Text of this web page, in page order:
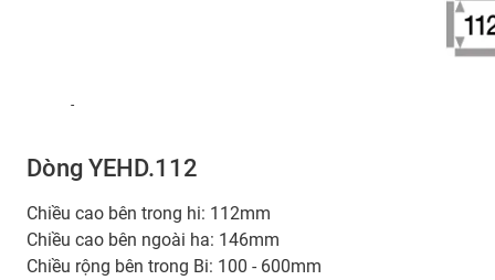
-
Dòng YEHD.112
Chiều cao bên trong hi: 112mm
Chiều cao bên ngoài ha: 146mm
Chiều rộng bên trong Bi: 100 - 600mm